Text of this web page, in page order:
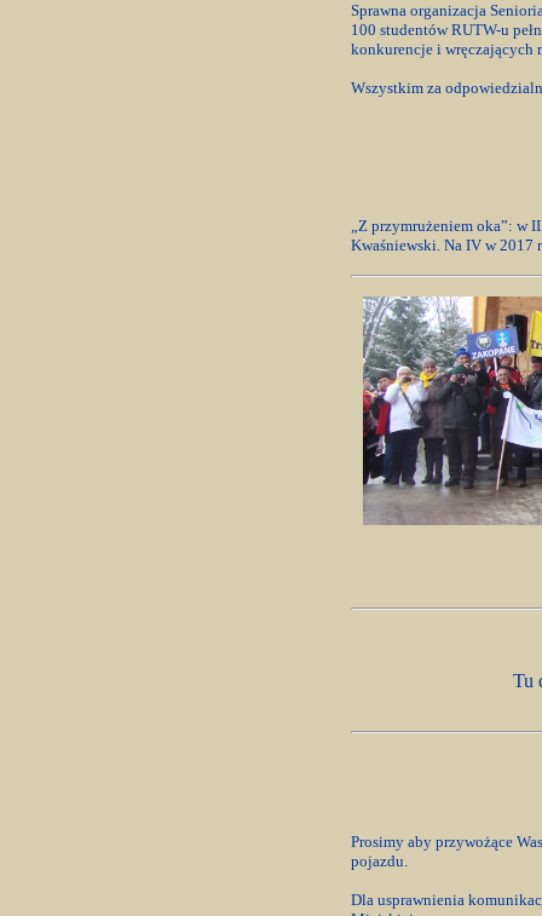
Sprawna organizacja
100 studentów RUTW-u
konkurencje i wręczających
Wszystkim za
„Z przymrużeniem oka”: w
Kwaśniewski. Na IV w 2017
Tu
Prosimy aby przywożące
pojazdu.
Dla usprawnienia